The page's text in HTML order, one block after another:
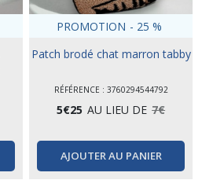
PROMOTION - 25 %
Patch brodé chat marron tabby
RÉFÉRENCE : 3760294544792
5€25 AU LIEU DE 7€
AJOUTER AU PANIER